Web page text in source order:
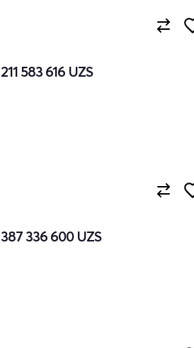
211 583 616 UZS
387 336 600 UZS